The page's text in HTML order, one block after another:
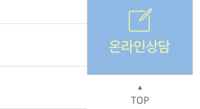
▲
TOP